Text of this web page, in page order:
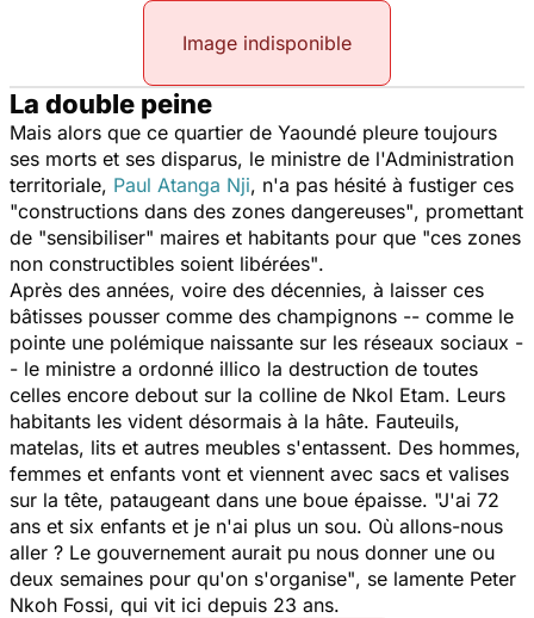
Image indisponible
La double peine
Mais alors que ce quartier de Yaoundé pleure toujours
ses morts et ses disparus, le ministre de l'Administration
territoriale, Paul Atanga Nji, n'a pas hésité à fustiger ces
"constructions dans des zones dangereuses", promettant
de "sensibiliser" maires et habitants pour que "ces zones
non constructibles soient libérées".
Après des années, voire des décennies, à laisser ces
bâtisses pousser comme des champignons -- comme le
pointe une polémique naissante sur les réseaux sociaux -
- le ministre a ordonné illico la destruction de toutes
celles encore debout sur la colline de Nkol Etam. Leurs
habitants les vident désormais à la hâte. Fauteuils,
matelas, lits et autres meubles s'entassent. Des hommes,
femmes et enfants vont et viennent avec sacs et valises
sur la tête, pataugeant dans une boue épaisse. "J'ai 72
ans et six enfants et je n'ai plus un sou. Où allons-nous
aller ? Le gouvernement aurait pu nous donner une ou
deux semaines pour qu'on s'organise", se lamente Peter
Nkoh Fossi, qui vit ici depuis 23 ans.